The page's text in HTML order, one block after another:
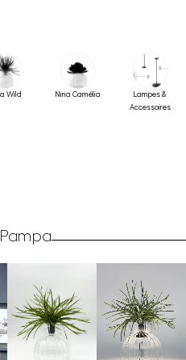
Wild Nina Camélia
Lampes &
Accessoires